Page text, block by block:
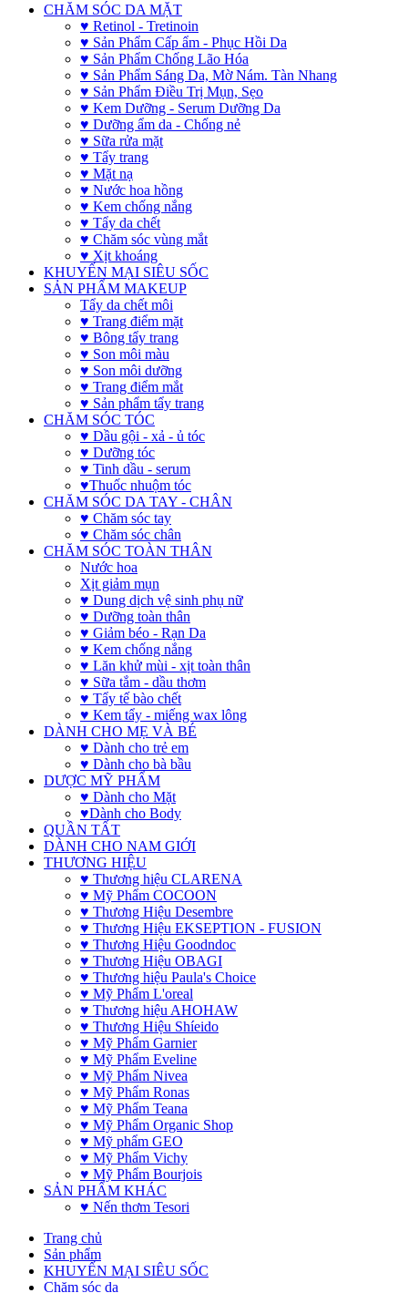
CHĂM SÓC DA MẶT
♥ Retinol - Tretinoin
♥ Sản Phẩm Cấp ẩm - Phục Hồi Da
♥ Sản Phẩm Chống Lão Hóa
♥ Sản Phẩm Sáng Da, Mờ Nám. Tàn Nhang
♥ Sản Phẩm Điều Trị Mụn, Sẹo
♥ Kem Dưỡng - Serum Dưỡng Da
♥ Dưỡng ẩm da - Chống nẻ
♥ Sữa rửa mặt
♥ Tẩy trang
♥ Mặt nạ
♥ Nước hoa hồng
♥ Kem chống nắng
♥ Tẩy da chết
♥ Chăm sóc vùng mắt
♥ Xịt khoáng
KHUYẾN MẠI SIÊU SỐC
SẢN PHẨM MAKEUP
Tẩy da chết môi
♥ Trang điểm mặt
♥ Bông tẩy trang
♥ Son môi màu
♥ Son môi dưỡng
♥ Trang điểm mắt
♥ Sản phẩm tẩy trang
CHĂM SÓC TÓC
♥ Dầu gội - xả - ủ tóc
♥ Dưỡng tóc
♥ Tinh dầu - serum
♥Thuốc nhuộm tóc
CHĂM SÓC DA TAY - CHÂN
♥ Chăm sóc tay
♥ Chăm sóc chân
CHĂM SÓC TOÀN THÂN
Nước hoa
Xịt giảm mụn
♥ Dung dịch vệ sinh phụ nữ
♥ Dưỡng toàn thân
♥ Giảm béo - Rạn Da
♥ Kem chống nắng
♥ Lăn khử mùi - xịt toàn thân
♥ Sữa tắm - dầu thơm
♥ Tẩy tế bào chết
♥ Kem tẩy - miếng wax lông
DÀNH CHO MẸ VÀ BÉ
♥ Dành cho trẻ em
♥ Dành cho bà bầu
DƯỢC MỸ PHẨM
♥ Dành cho Mặt
♥Dành cho Body
QUẦN TẤT
DÀNH CHO NAM GIỚI
THƯƠNG HIỆU
♥ Thương hiệu CLARENA
♥ Mỹ Phẩm COCOON
♥ Thương Hiệu Desembre
♥ Thương Hiệu EKSEPTION - FUSION
♥ Thương Hiệu Goodndoc
♥ Thương Hiệu OBAGI
♥ Thương hiệu Paula's Choice
♥ Mỹ Phẩm L'oreal
♥ Thương hiệu AHOHAW
♥ Thương Hiệu Shíeido
♥ Mỹ Phẩm Garnier
♥ Mỹ Phẩm Eveline
♥ Mỹ Phẩm Nivea
♥ Mỹ Phẩm Ronas
♥ Mỹ Phẩm Teana
♥ Mỹ Phẩm Organic Shop
♥ Mỹ phẩm GEO
♥ Mỹ Phẩm Vichy
♥ Mỹ Phẩm Bourjois
SẢN PHẨM KHÁC
♥ Nến thơm Tesori
Trang chủ
Sản phẩm
KHUYẾN MẠI SIÊU SỐC
Chăm sóc da